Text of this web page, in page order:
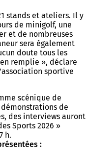
stands et ateliers. Il y
de minigolf, une
et de nombreuses
sera également
doute tous les
remplie », déclare
sportive
scénique de
de
des interviews auront
Sports 2026 »
h.
: